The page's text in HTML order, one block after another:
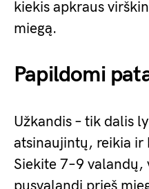
kiekis apkraus
miegą.
Papildomi
Užkandis – tik dalis
atsinaujintų, reikia ir
Siekite 7–9